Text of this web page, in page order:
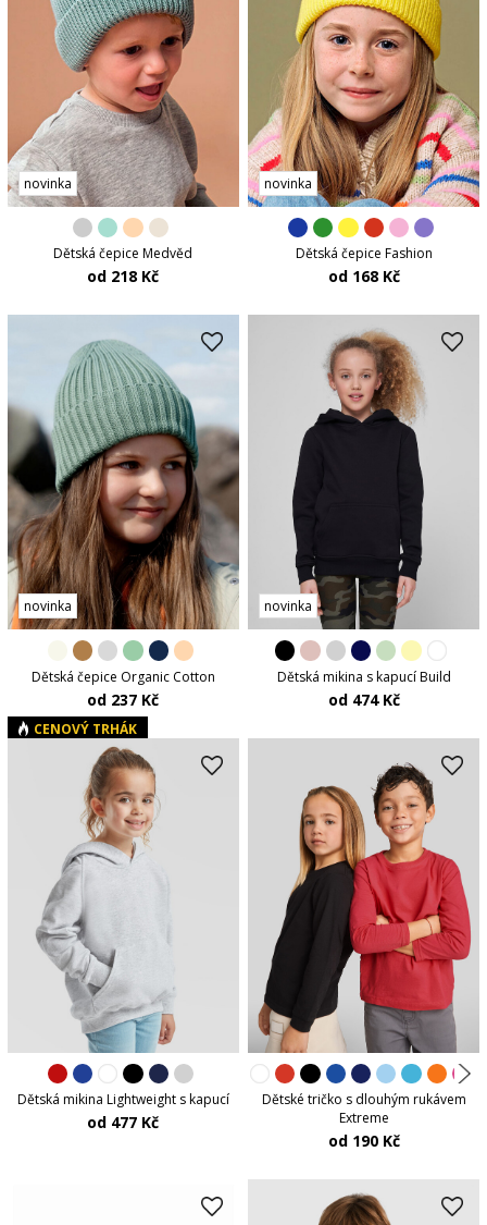
novinka
Dětská čepice Medvěd
od 218 Kč
novinka
Dětská čepice Fashion
od 168 Kč
novinka
Dětská čepice Organic Cotton
od 237 Kč
novinka
Dětská mikina s kapucí Build
od 474 Kč
CENOVÝ TRHÁK
Dětská mikina Lightweight s kapucí
od 477 Kč
Dětské tričko s dlouhým rukávem
Extreme
od 190 Kč